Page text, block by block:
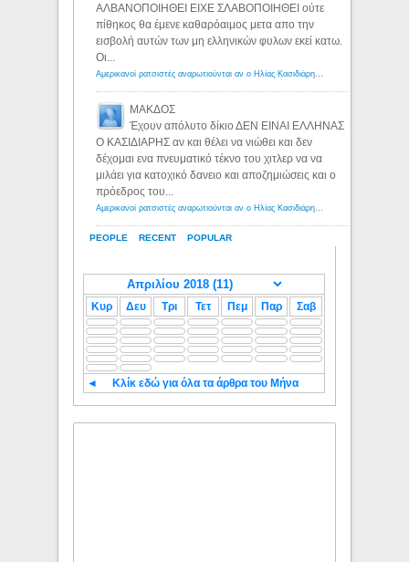
PEOPLE RECENT POPULAR
ΑΛΒΑΝΟΠΟΙΗΘΕΙ ΕΙΧΕ ΣΛΑΒΟΠΟΙΗΘΕΙ ούτε
πίθηκος θα έμενε καθαρόαιμος μετα απο την
εισβολή αυτών των μη ελληνικών φυλων εκεί κατω.
Οι...
ΜΑΚΔΟΣ
Έχουν απόλυτο δίκιο ΔΕΝ ΕΙΝΑΙ ΕΛΛΗΝΑΣ
Ο ΚΑΣΙΔΙΑΡΗΣ αν και θέλει να νιώθει και δεν
δέχομαι ενα πνευματικό τέκνο του χιτλερ να να
μιλάει για κατοχικό δανειο και αποζημιώσεις και ο
πρόεδρος του...
Κυρ Δευ Τρι Τετ Πεμ Παρ Σαβ
◄ Κλίκ εδώ για όλα τα άρθρα του Μήνα